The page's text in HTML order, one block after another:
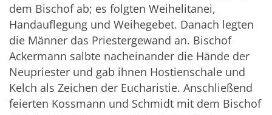
dem Bischof ab; es folgten Weihelitanei,
Handauflegung und Weihegebet. Danach legten
die Männer das Priestergewand an. Bischof
Ackermann salbte nacheinander die Hände der
Neupriester und gab ihnen Hostienschale und
Kelch als Zeichen der Eucharistie. Anschließend
feierten Kossmann und Schmidt mit dem Bischof